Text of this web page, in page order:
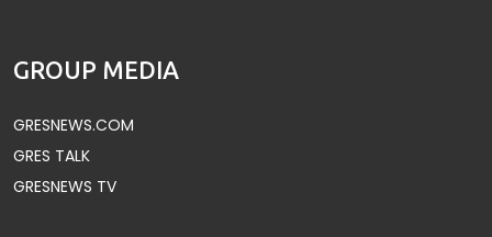
GROUP MEDIA
GRESNEWS.COM
GRES TALK
GRESNEWS TV